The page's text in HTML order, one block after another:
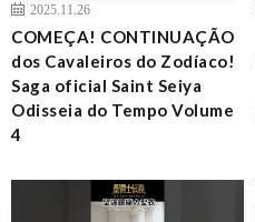
2025.11.26
COMEÇA! CONTINUAÇÃO
dos Cavaleiros do Zodíaco!
Saga oficial Saint Seiya
Odisseia do Tempo Volume
4